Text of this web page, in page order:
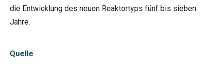
die Entwicklung des neuen Reaktortyps fünf bis sieben
Jahre.
Quelle